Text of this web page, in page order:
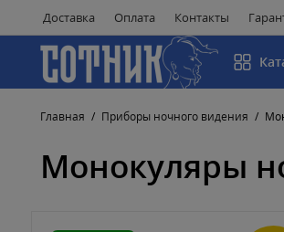
Доставка Оплата Контакты
Главная Приборы ночного видения
Монокуляры